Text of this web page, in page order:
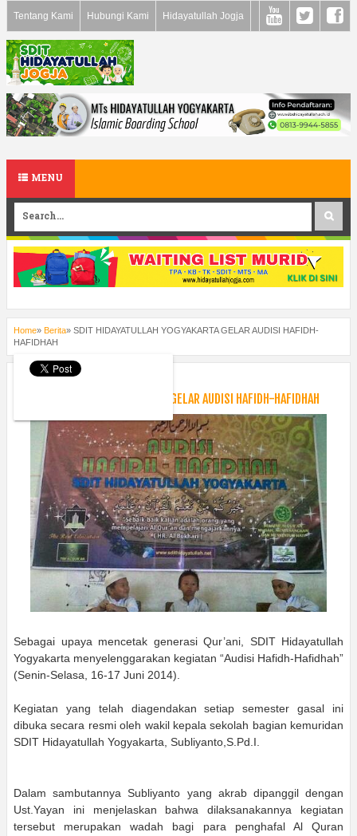
Tentang Kami Hubungi Kami Hidayatullah Jogja
MENU
Home» Berita» SDIT HIDAYATULLAH YOGYAKARTA GELAR AUDISI HAFIDH-
HAFIDHAH
Tuesday, June 17, 2014
SDIT HIDAYATULLAH YOGYAKARTA GELAR AUDISI HAFIDH-HAFIDHAH
Sebagai upaya mencetak generasi Qur’ani, SDIT Hidayatullah
Yogyakarta menyelenggarakan kegiatan “Audisi Hafidh-Hafidhah”
(Senin-Selasa, 16-17 Juni 2014).
Kegiatan yang telah diagendakan setiap semester gasal ini
dibuka secara resmi oleh wakil kepala sekolah bagian kemuridan
SDIT Hidayatullah Yogyakarta, Subliyanto,S.Pd.I.
Dalam sambutannya Subliyanto yang akrab dipanggil dengan
Ust.Yayan ini menjelaskan bahwa dilaksanakannya kegiatan
tersebut merupakan wadah bagi para penghafal Al Quran